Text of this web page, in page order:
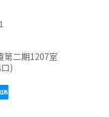
第二期1207室
)